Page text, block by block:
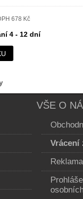
678 Kč
4 - 12 dní
VŠE O
Vrácení